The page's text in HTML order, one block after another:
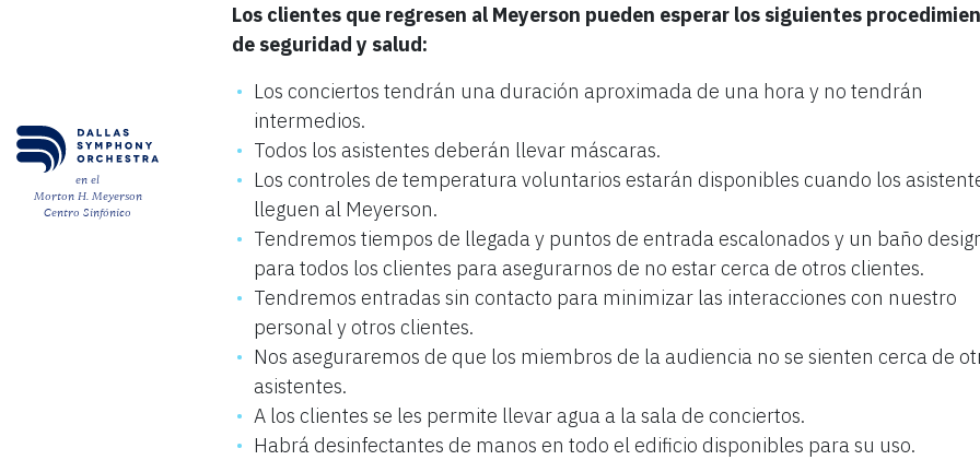
en el
Morton H. Meyerson
Centro Sinfónico
Los clientes que regresen al Meyerson pueden esperar los siguientes
de seguridad y salud:
Los conciertos tendrán una duración aproximada de una hora y no tendrán
intermedios.
Todos los asistentes deberán llevar máscaras.
Los controles de temperatura voluntarios estarán disponibles cuando los
lleguen al Meyerson.
Tendremos tiempos de llegada y puntos de entrada escalonados y un baño
para todos los clientes para asegurarnos de no estar cerca de otros clientes.
Tendremos entradas sin contacto para minimizar las interacciones con nuestro
personal y otros clientes.
Nos aseguraremos de que los miembros de la audiencia no se sienten cerca de
asistentes.
A los clientes se les permite llevar agua a la sala de conciertos.
Habrá desinfectantes de manos en todo el edificio disponibles para su uso.